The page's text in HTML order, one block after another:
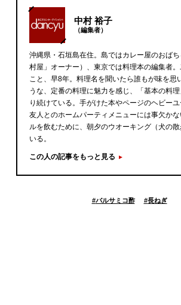
中村 裕子
（編集者）
沖縄県・石垣島在住。島ではカレー屋のおば
村屋」オーナー）、東京では料理本の編集者。
こと、早8年。料理名を聞いたら誰もが味を思
うな、定番の料理に魅力を感じ、「基本の料理
り続けている。手がけた本やページのヘビーユ
友人とのホームパーティメニューには事欠か
ルを飲むために、朝夕のウオーキング（犬の
いる。
この人の記事をもっと見る
#バルサミコ酢 #長ねぎ